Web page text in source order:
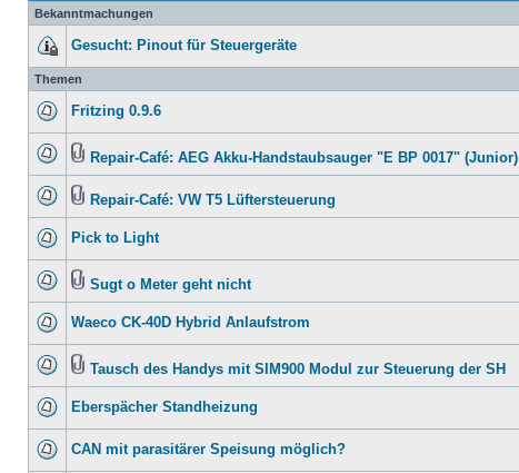
Bekanntmachungen
Gesucht: Pinout für Steuergeräte
Themen
Fritzing 0.9.6
Repair-Café: AEG Akku-Handstaubsauger "E BP 0017" (Junior)
Repair-Café: VW T5 Lüftersteuerung
Pick to Light
Sugt o Meter geht nicht
Waeco CK-40D Hybrid Anlaufstrom
Tausch des Handys mit SIM900 Modul zur Steuerung der SH
Eberspächer Standheizung
CAN mit parasitärer Speisung möglich?